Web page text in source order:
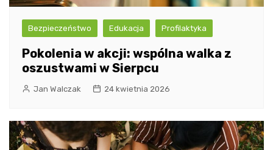
Bezpieczeństwo Edukacja Profilaktyka
Pokolenia w akcji: wspólna walka z
oszustwami w Sierpcu
Jan Walczak 24 kwietnia 2026